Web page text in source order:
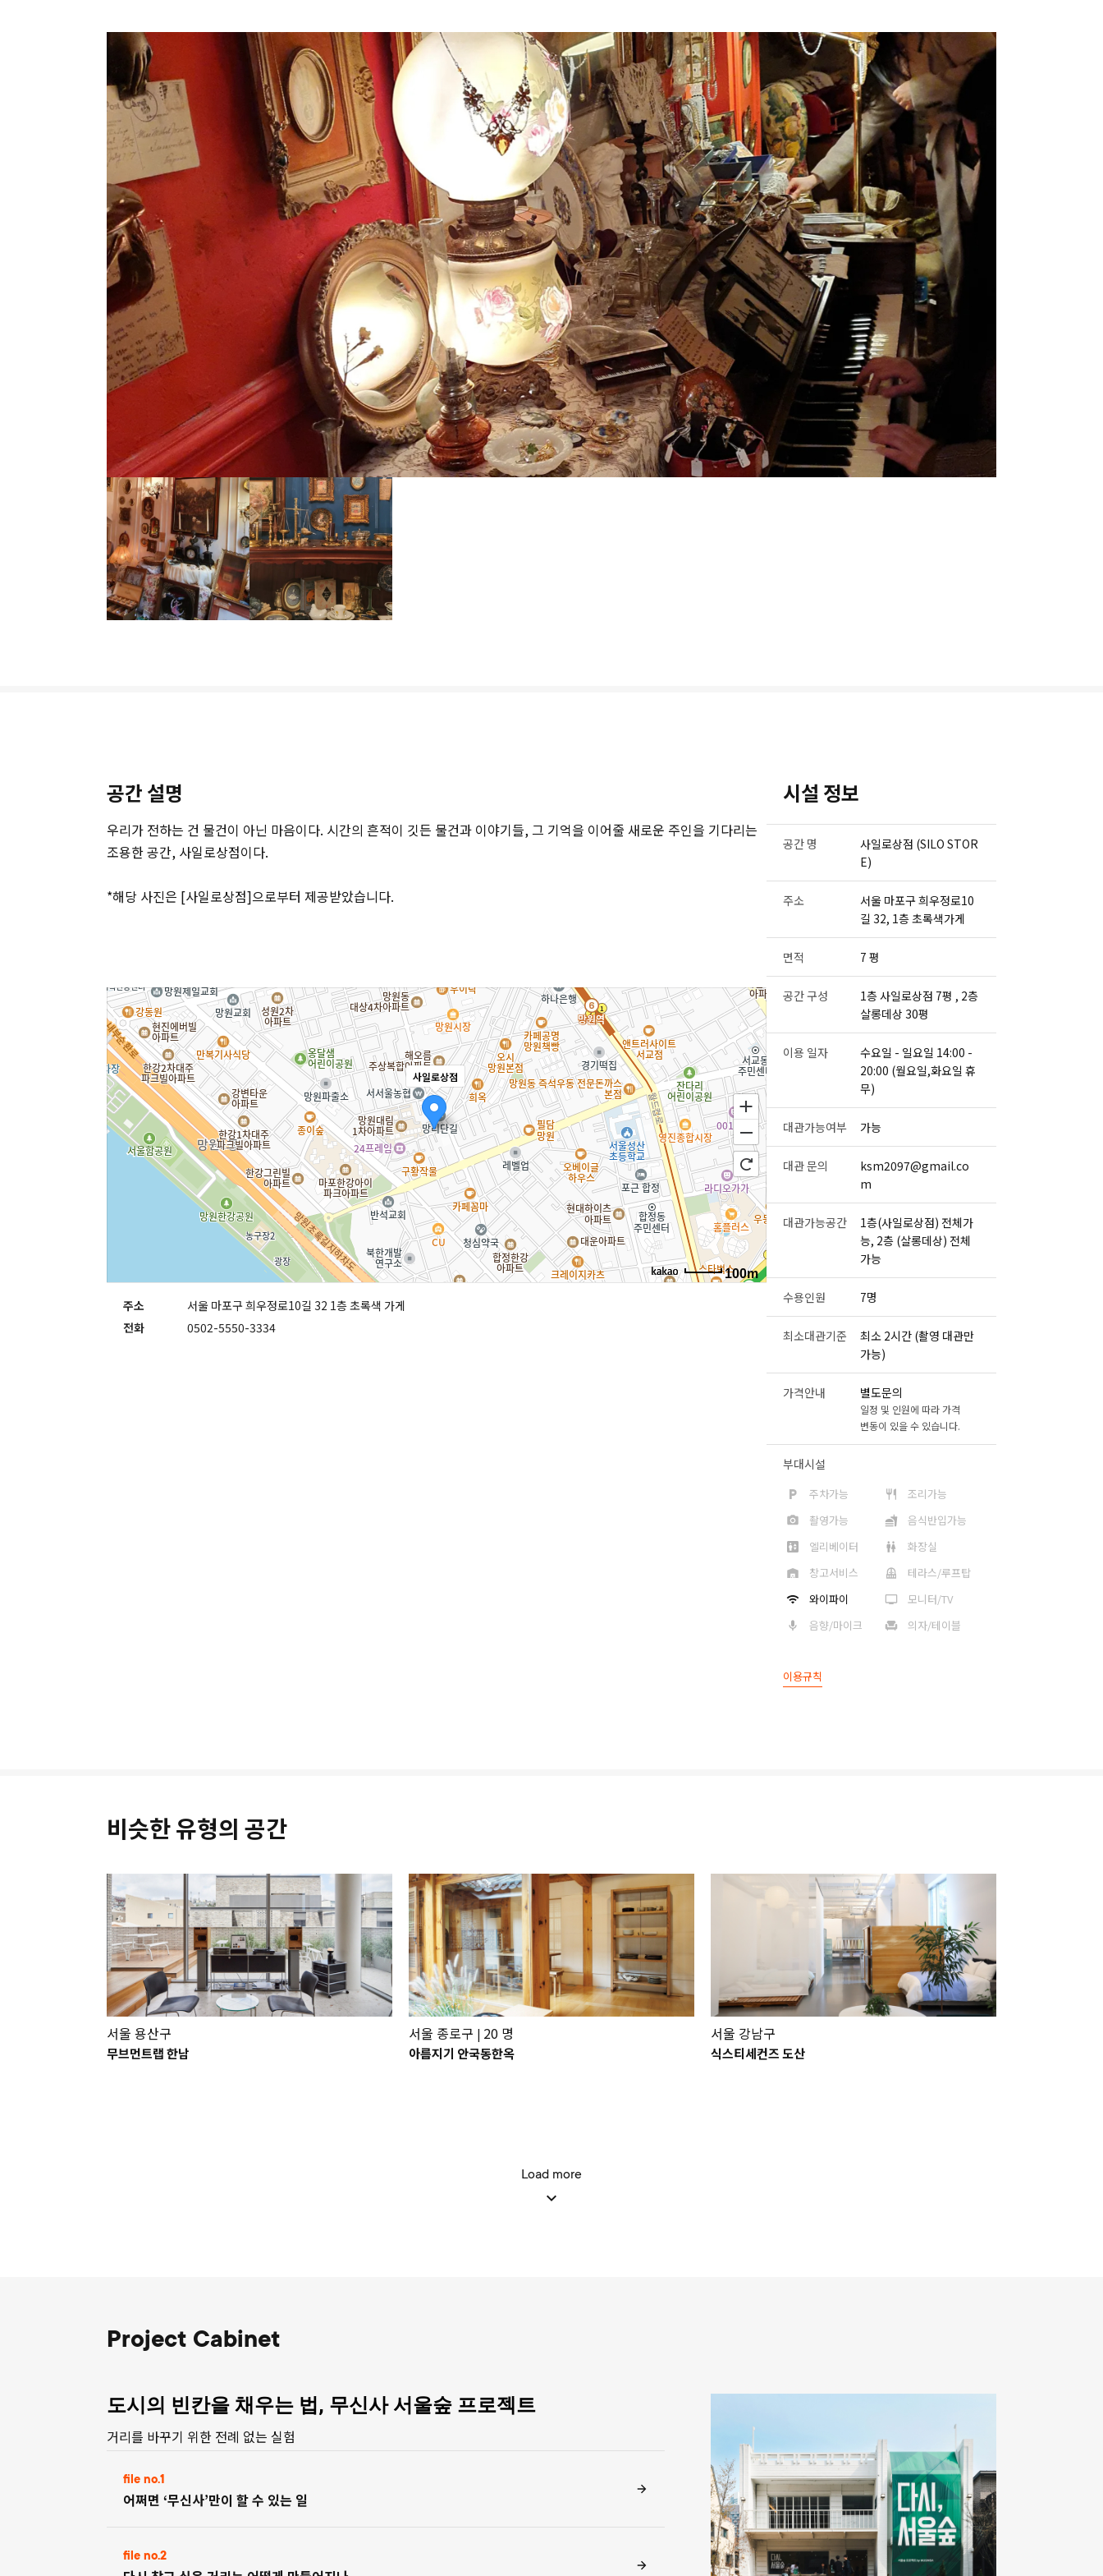
공간 설명
우리가 전하는 건 물건이 아닌 마음이다. 시간의 흔적이 깃든 물건과 이야기들, 그 기억을 이어줄 새로운 주인을 기다리는
조용한 공간, 사일로상점이다.
*해당 사진은 [사일로상점]으로부터 제공받았습니다.
사일로상점
100m
주소
서울 마포구 희우정로10길 32 1층 초록색 가게
전화
0502-5550-3334
시설 정보
공간 명
사일로상점 (SILO STOR
E)
주소
서울 마포구 희우정로10
길 32, 1층 초록색가게
면적 7 평
공간 구성
1층 사일로상점 7평 , 2층
살롱데상 30평
이용 일자
수요일 - 일요일 14:00 -
20:00 (월요일,화요일 휴
무)
대관가능여부 가능
대관 문의
ksm2097@gmail.co
m
대관가능공간
1층(사일로상점) 전체가
능, 2층 (살롱데상) 전체
가능
수용인원 7명
최소대관기준
최소 2시간 (촬영 대관만
가능)
가격안내 별도문의
일정 및 인원에 따라 가격
변동이 있을 수 있습니다.
부대시설
주차가능
조리가능
촬영가능
음식반입가능
엘리베이터
화장실
창고서비스
테라스/루프탑
와이파이
모니터/TV
음향/마이크
의자/테이블
이용규칙
비슷한 유형의 공간
서울 용산구
무브먼트랩 한남
서울 종로구 | 20 명
아름지기 안국동한옥
서울 강남구
식스티세컨즈 도산
Load more
Project Cabinet
도시의 빈칸을 채우는 법, 무신사 서울숲 프로젝트
거리를 바꾸기 위한 전례 없는 실험
file no.1
어쩌면 ‘무신사’만이 할 수 있는 일
file no.2